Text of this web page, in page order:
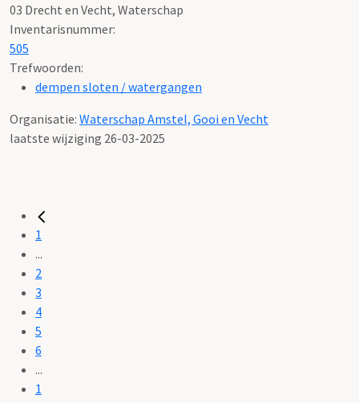
03 Drecht en Vecht, Waterschap
Inventarisnummer:
505
Trefwoorden:
dempen sloten / watergangen
Organisatie: Waterschap Amstel, Gooi en Vecht
laatste wijziging 26-03-2025
1
...
2
3
4
5
6
...
1